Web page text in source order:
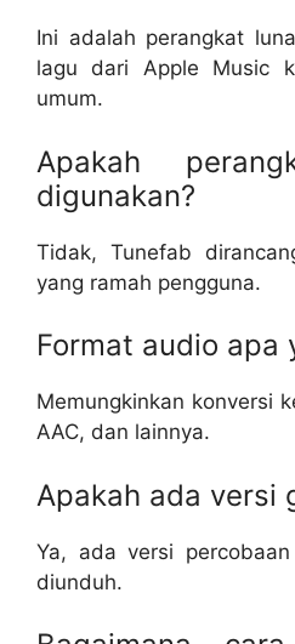
Ini adalah perangkat
lagu dari Apple Music
umum.
Apakah
digunakan?
Tidak, Tunefab
yang ramah pengguna.
Format audio apa
Memungkinkan konversi
AAC, dan lainnya.
Apakah ada versi
Ya, ada versi
diunduh.